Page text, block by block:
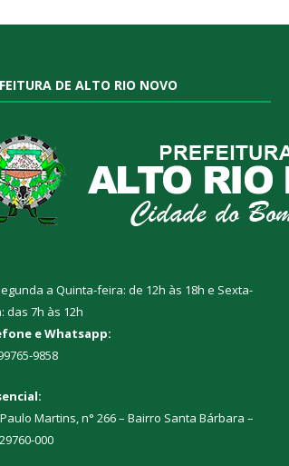
DE ALTO RIO NOVO
a Quinta-feira: de 12h às 18h e Sexta-
das 7h às 12h
e Whatsapp:
9858
Martins, n° 266 – Bairro Santa Bárbara –
000